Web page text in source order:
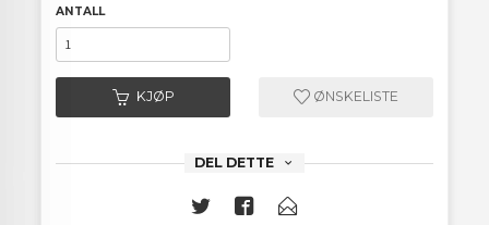
ANTALL
KJØP ØNSKELISTE
DEL DETTE